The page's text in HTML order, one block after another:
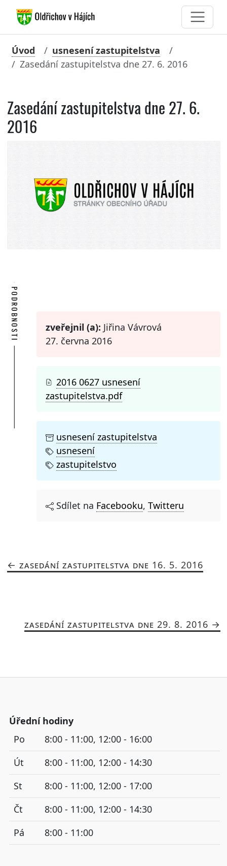
Úvod
usnesení zastupitelstva
Zasedání zastupitelstva dne 27. 6. 2016
Zasedání zastupitelstva dne 27. 6.
2016
PODROBNOSTI zveřejnil (a): Jiřina Vávrová
27. června 2016
2016 0627 usnesení
zastupitelstva.pdf
usnesení zastupitelstva
usnesení
zastupitelstvo
Sdílet na Facebooku, Twitteru
ZASEDÁNÍ ZASTUPITELSTVA DNE 16. 5. 2016
ZASEDÁNÍ ZASTUPITELSTVA DNE 29. 8. 2016
Úřední hodiny
Po
8:00 - 11:00, 12:00 - 16:00
Út
8:00 - 11:00, 12:00 - 14:30
St
8:00 - 11:00, 12:00 - 17:00
Čt
8:00 - 11:00, 12:00 - 14:30
Pá
8:00 - 11:00